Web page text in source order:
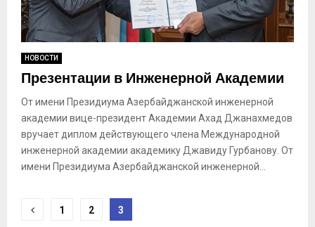
НОВОСТИ
Презентации в Инженерной Академии
От имени Президиума Азербайджанской инженерной
академии вице-президент Академии Ахад Джанахмедов
вручает диплом действующего члена Международной
инженерной академии академику Джавиду Гурбанову. От
имени Президиума Азербайджанской инженерной...
Пагинация
1 2 3